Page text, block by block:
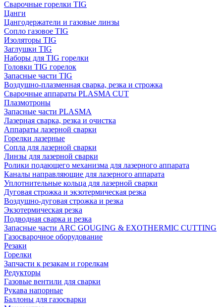
Сварочные горелки TIG
Цанги
Цангодержатели и газовые линзы
Сопло газовое TIG
Изоляторы TIG
Заглушки TIG
Наборы для TIG горелки
Головки TIG горелок
Запасные части TIG
Воздушно-плазменная сварка, резка и строжка
Сварочные аппараты PLASMA CUT
Плазмотроны
Запасные части PLASMA
Лазерная сварка, резка и очистка
Аппараты лазерной сварки
Горелки лазерные
Сопла для лазерной сварки
Линзы для лазерной сварки
Ролики подающего механизма для лазерного аппарата
Каналы направляющие для лазерного аппарата
Уплотнительные кольца для лазерной сварки
Дуговая строжка и экзотермическая резка
Воздушно-дуговая строжка и резка
Экзотермическая резка
Подводная сварка и резка
Запасные части ARC GOUGING & EXOTHERMIC CUTTING
Газосварочное оборудование
Резаки
Горелки
Запчасти к резакам и горелкам
Редукторы
Газовые вентили для сварки
Рукава напорные
Баллоны для газосварки